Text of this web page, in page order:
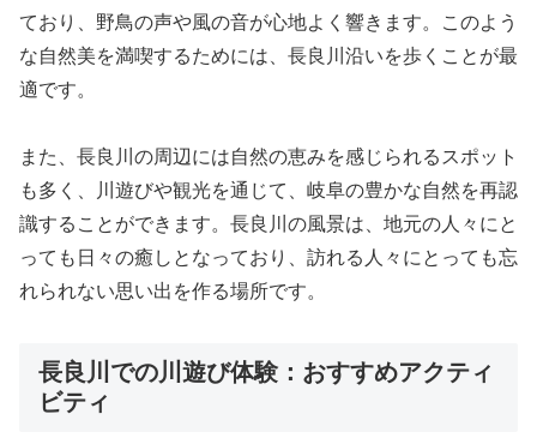
ており、野鳥の声や風の音が心地よく響きます。このよう
な自然美を満喫するためには、長良川沿いを歩くことが最
適です。
また、長良川の周辺には自然の恵みを感じられるスポット
も多く、川遊びや観光を通じて、岐阜の豊かな自然を再認
識することができます。長良川の風景は、地元の人々にと
っても日々の癒しとなっており、訪れる人々にとっても忘
れられない思い出を作る場所です。
長良川での川遊び体験：おすすめアクティ
ビティ